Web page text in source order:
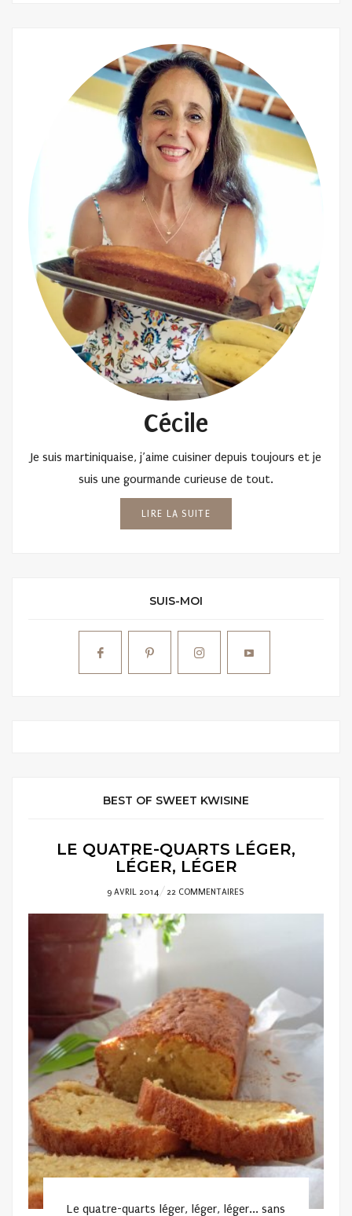
Cécile
Je suis martiniquaise, j’aime cuisiner depuis toujours et je
suis une gourmande curieuse de tout.
LIRE LA SUITE
SUIS-MOI
BEST OF SWEET KWISINE
LE QUATRE-QUARTS LÉGER,
LÉGER, LÉGER
POSTED
ON
9 AVRIL 2014 22 COMMENTAIRES
Le quatre-quarts léger, léger, léger... sans